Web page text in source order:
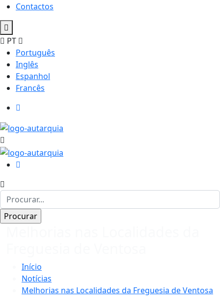
Contactos
PT
Português
Inglês
Espanhol
Francês
Início
Notícias
Melhorias nas Localidades da Freguesia de Ventosa